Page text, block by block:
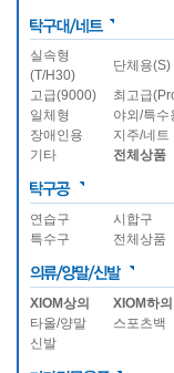
실속형
(T/H30)
단체용(S)
고급(9000)
최고급
일체형
야외/특수
장애인용
지주/네트
기타
전체상품
연습구
시합구
특수구
전체상품
XIOM상의
XIOM하의
타올/양말
스포츠백
신발